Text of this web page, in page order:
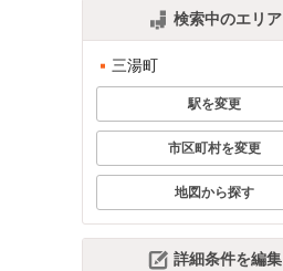
検索中のエリア
三湯町
駅を変更
市区町村を変更
地図から探す
詳細条件を編集